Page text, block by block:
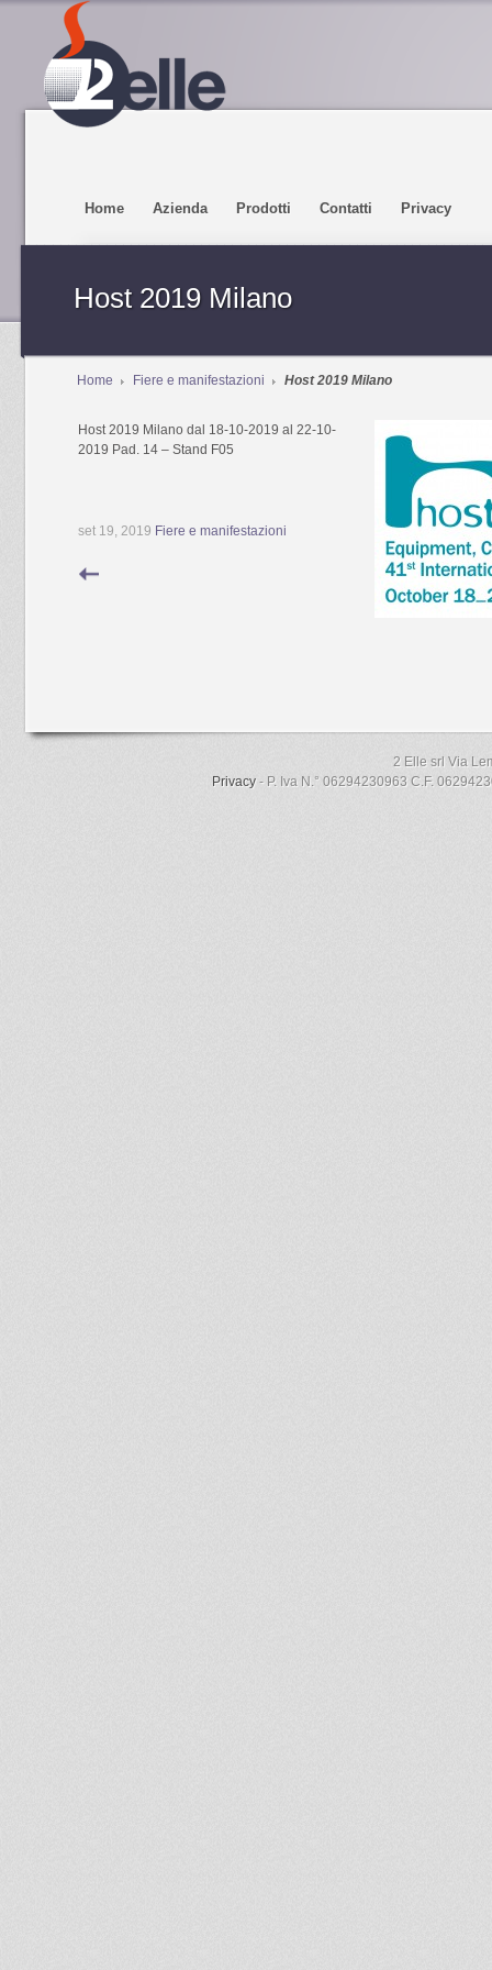
Home Azienda Prodotti Contatti Privacy
Host 2019 Milano
Home Fiere e manifestazioni Host 2019 Milano
Host 2019 Milano dal 18-10-2019 al 22-10-
2019 Pad. 14 – Stand F05
set 19, 2019 Fiere e manifestazioni
2 Elle srl Via
Privacy - P. Iva N.° 06294230963 C.F.